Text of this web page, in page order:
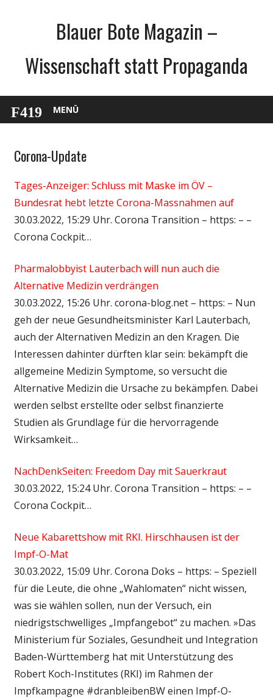
Blauer Bote Magazin –
Wissenschaft statt Propaganda
MENÜ
Gesellschaft
Politik
Wirtschaft
Wissenschaft
Corona-Update
Tages-Anzeiger: Schluss mit Maske im ÖV –
Bundesrat hebt letzte Corona-Massnahmen auf
30.03.2022, 15:29 Uhr. Corona Transition – https: – –
Corona Cockpit…
Pharmalobbyist Lauterbach will nun auch die
Alternative Medizin verdrängen
30.03.2022, 15:26 Uhr. corona-blog.net – https: – Nun
geh der neue Gesundheitsminister Karl Lauterbach,
auch der Alternativen Medizin an den Kragen. Die
Interessen dahinter dürften klar sein: bekämpft die
allgemeine Medizin Symptome, so versucht die
Alternative Medizin die Ursache zu bekämpfen. Dabei
werden selbst erstellte oder selbst finanzierte
Studien als Grundlage für die hervorragende
Wirksamkeit…
NachDenkSeiten: Freedom Day mit Sauerkraut
30.03.2022, 15:24 Uhr. Corona Transition – https: – –
Corona Cockpit…
Neue Kabarettshow mit RKI. Hirschhausen ist der
Impf-O-Mat
30.03.2022, 15:09 Uhr. Corona Doks – https: – Speziell
für die Leute, die ohne „Wahlomaten“ nicht wissen,
was sie wählen sollen, nun der Versuch, ein
niedrigstschwelliges „Impfangebot“ zu machen. »Das
Ministerium für Soziales, Gesundheit und Integration
Baden-Württemberg hat mit Unterstützung des
Robert Koch-Institutes (RKI) im Rahmen der
Impfkampagne #dranbleibenBW einen Impf-O-